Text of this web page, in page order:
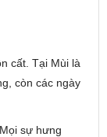
cất. Tại Mùi là
còn các ngày
sự hưng